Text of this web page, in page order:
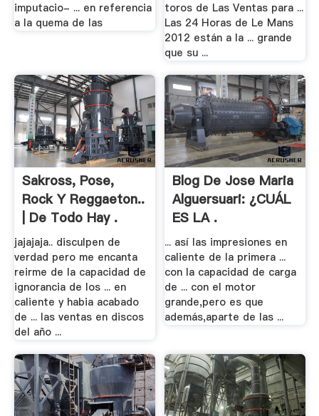
imputacio- ... en referencia
a la quema de las
toros de Las Ventas para ...
Las 24 Horas de Le Mans
2012 están a la ... grande
que su ...
Sakross, Pose,
Rock Y Reggaeton..
| De Todo Hay .
jajajaja.. disculpen de
verdad pero me encanta
reirme de la capacidad de
ignorancia de los ... en
caliente y habia acabado
de ... las ventas en discos
del año ...
Blog De Jose Maria
Alguersuari: ¿CUÁL
ES LA .
... así las impresiones en
caliente de la primera ...
con la capacidad de carga
de ... con el motor
grande,pero es que
además,aparte de las ...